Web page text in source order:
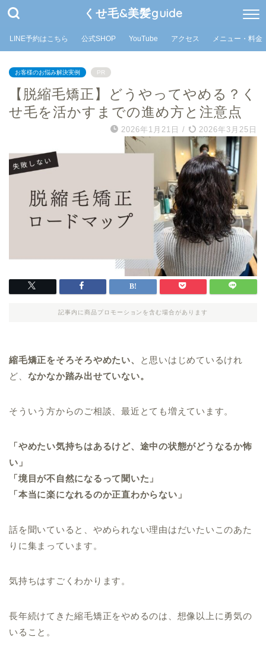
くせ毛&美髪guide
LINE予約はこちら 公式SHOP YouTube アクセス メニュー・料金
お客様のお悩み解決実例 PR
【脱縮毛矯正】どうやってやめる？く
せ毛を活かすまでの進め方と注意点
2026年1月21日 / 2026年3月25日
記事内に商品プロモーションを含む場合があります
縮毛矯正をそろそろやめたい、
と思いはじめているけれ
ど、 なかなか踏み出せていない。
そういう方からのご相談、最近とても増えています。
「やめたい気持ちはあるけど、途中の状態がどうなるか怖
い」
「境目が不自然になるって聞いた」
「本当に楽になれるのか正直わからない」
話を聞いていると、やめられない理由はだいたいこのあた
りに集まっています。
気持ちはすごくわかります。
長年続けてきた縮毛矯正をやめるのは、想像以上に勇気の
いること。